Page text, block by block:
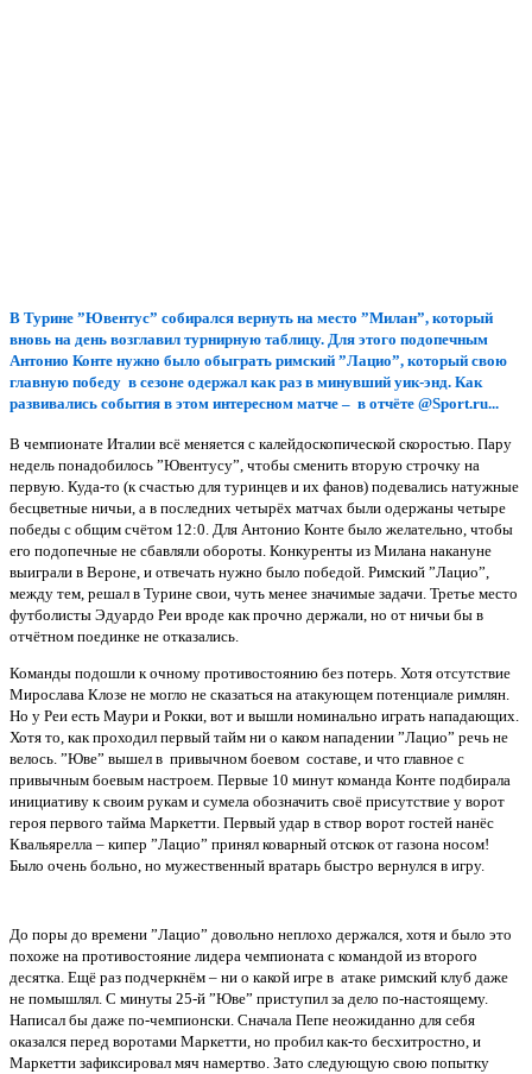
В Турине ”Ювентус” собирался вернуть на место ”Милан”, который
вновь на день возглавил турнирную таблицу. Для этого подопечным
Антонио Конте нужно было обыграть римский ”Лацио”, который свою
главную победу в сезоне одержал как раз в минувший уик-энд. Как
развивались события в этом интересном матче – в отчёте @Sport.ru...
В чемпионате Италии всё меняется с калейдоскопической скоростью. Пару
недель понадобилось ”Ювентусу”, чтобы сменить вторую строчку на
первую. Куда-то (к счастью для туринцев и их фанов) подевались натужные
бесцветные ничьи, а в последних четырёх матчах были одержаны четыре
победы с общим счётом 12:0. Для Антонио Конте было желательно, чтобы
его подопечные не сбавляли обороты. Конкуренты из Милана накануне
выиграли в Вероне, и отвечать нужно было победой. Римский ”Лацио”,
между тем, решал в Турине свои, чуть менее значимые задачи. Третье место
футболисты Эдуардо Реи вроде как прочно держали, но от ничьи бы в
отчётном поединке не отказались.
Команды подошли к очному противостоянию без потерь. Хотя отсутствие
Мирослава Клозе не могло не сказаться на атакующем потенциале римлян.
Но у Реи есть Маури и Рокки, вот и вышли номинально играть нападающих.
Хотя то, как проходил первый тайм ни о каком нападении ”Лацио” речь не
велось. ”Юве” вышел в привычном боевом составе, и что главное с
привычным боевым настроем. Первые 10 минут команда Конте подбирала
инициативу к своим рукам и сумела обозначить своё присутствие у ворот
героя первого тайма Маркетти. Первый удар в створ ворот гостей нанёс
Квальярелла – кипер ”Лацио” принял коварный отскок от газона носом!
Было очень больно, но мужественный вратарь быстро вернулся в игру.
До поры до времени ”Лацио” довольно неплохо держался, хотя и было это
похоже на противостояние лидера чемпионата с командой из второго
десятка. Ещё раз подчеркнём – ни о какой игре в атаке римский клуб даже
не помышлял. С минуты 25-й ”Юве” приступил за дело по-настоящему.
Написал бы даже по-чемпионски. Сначала Пепе неожиданно для себя
оказался перед воротами Маркетти, но пробил как-то бесхитростно, и
Маркетти зафиксировал мяч намертво. Зато следующую свою попытку